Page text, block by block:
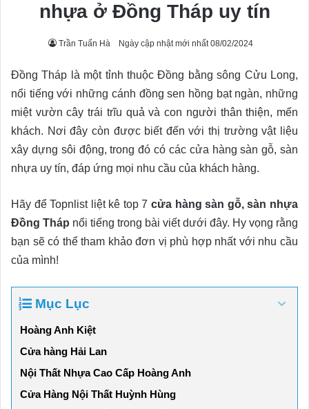
nhựa ở Đồng Tháp uy tín
Trần Tuấn Hà Ngày cập nhật mới nhất 08/02/2024
Đồng Tháp là một tỉnh thuộc Đồng bằng sông Cửu Long,
nổi tiếng với những cánh đồng sen hồng bạt ngàn, những
miệt vườn cây trái trĩu quả và con người thân thiện, mến
khách. Nơi đây còn được biết đến với thị trường vật liệu
xây dựng sôi động, trong đó có các cửa hàng sàn gỗ, sàn
nhựa uy tín, đáp ứng mọi nhu cầu của khách hàng.
Hãy để Topnlist liệt kê top 7cửa hàng sàn gỗ, sàn nhựa
Đồng Tháp nổi tiếng trong bài viết dưới đây. Hy vọng rằng
bạn sẽ có thể tham khảo đơn vị phù hợp nhất với nhu cầu
của mình!
Mục Lục
Hoàng Anh Kiệt
Cửa hàng Hải Lan
Nội Thất Nhựa Cao Cấp Hoàng Anh
Cửa Hàng Nội Thất Huỳnh Hùng